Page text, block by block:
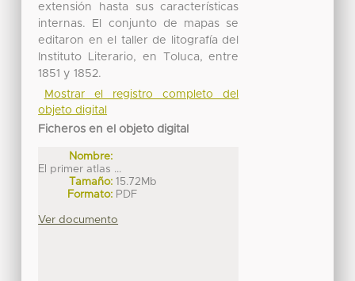
extensión hasta sus características
internas. El conjunto de mapas se
editaron en el taller de litografía del
Instituto Literario, en Toluca, entre
1851 y 1852.
Mostrar el registro completo del
objeto digital
Ficheros en el objeto digital
Nombre:
El primer atlas ...
Tamaño: 15.72Mb
Formato: PDF
Ver documento